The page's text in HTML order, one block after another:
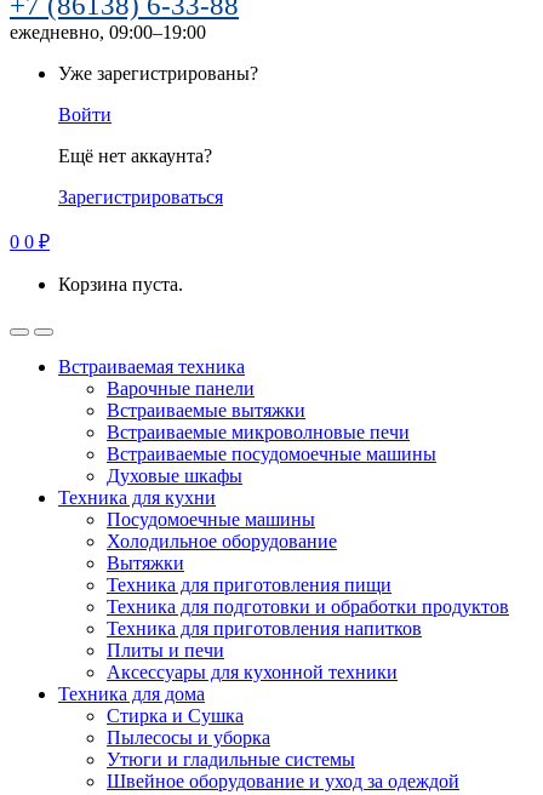
ежедневно, 09:00–19:00
Уже зарегистрированы?
Войти
Ещё нет аккаунта?
Зарегистрироваться
0 0 ₽
Корзина пуста.
Встраиваемая техника
Варочные панели
Встраиваемые вытяжки
Встраиваемые микроволновые печи
Встраиваемые посудомоечные машины
Духовые шкафы
Техника для кухни
Посудомоечные машины
Холодильное оборудование
Вытяжки
Техника для приготовления пищи
Техника для подготовки и обработки продуктов
Техника для приготовления напитков
Плиты и печи
Аксессуары для кухонной техники
Техника для дома
Стирка и Сушка
Пылесосы и уборка
Утюги и гладильные системы
Швейное оборудование и уход за одеждой